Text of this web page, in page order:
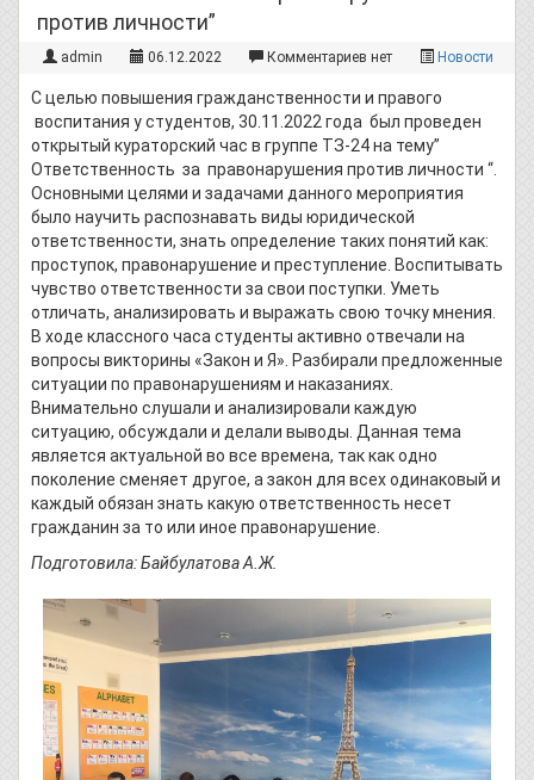
против личности”
admin 06.12.2022 Комментариев нет Новости
С целью повышения гражданственности и правого
воспитания у студентов, 30.11.2022 года был проведен
открытый кураторский час в группе ТЗ-24 на тему”
Ответственность за правонарушения против личности “.
Основными целями и задачами данного мероприятия
было научить распознавать виды юридической
ответственности, знать определение таких понятий как:
проступок, правонарушение и преступление. Воспитывать
чувство ответственности за свои поступки. Уметь
отличать, анализировать и выражать свою точку мнения.
В ходе классного часа студенты активно отвечали на
вопросы викторины «Закон и Я». Разбирали предложенные
ситуации по правонарушениям и наказаниях.
Внимательно слушали и анализировали каждую
ситуацию, обсуждали и делали выводы. Данная тема
является актуальной во все времена, так как одно
поколение сменяет другое, а закон для всех одинаковый и
каждый обязан знать какую ответственность несет
гражданин за то или иное правонарушение.
Подготовила: Байбулатова А.Ж.